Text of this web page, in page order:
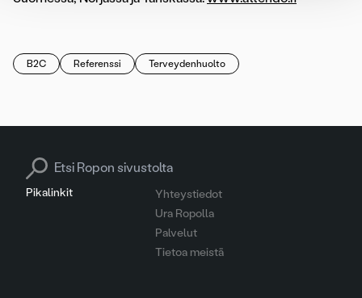
B2C Referenssi Terveydenhuolto
Pikalinkit
Yhteystiedot
Ura Ropolla
Palvelut
Tietoa meistä
Search for: